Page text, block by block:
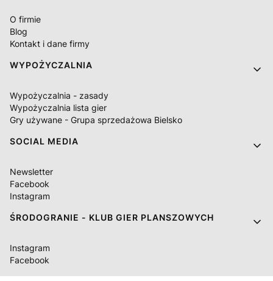
O firmie
Blog
Kontakt i dane firmy
WYPOŻYCZALNIA
Wypożyczalnia - zasady
Wypożyczalnia lista gier
Gry używane - Grupa sprzedażowa Bielsko
SOCIAL MEDIA
Newsletter
Facebook
Instagram
ŚRODOGRANIE - KLUB GIER PLANSZOWYCH
Instagram
Facebook